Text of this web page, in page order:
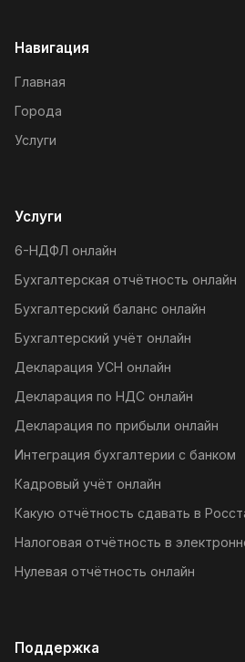
Навигация
Главная
Города
Услуги
Услуги
6-НДФЛ онлайн
Бухгалтерская отчётность онлайн
Бухгалтерский баланс онлайн
Бухгалтерский учёт онлайн
Декларация УСН онлайн
Декларация по НДС онлайн
Декларация по прибыли онлайн
Интеграция бухгалтерии с банком
Кадровый учёт онлайн
Какую отчётность сдавать в
Налоговая отчётность в
Нулевая отчётность онлайн
Поддержка